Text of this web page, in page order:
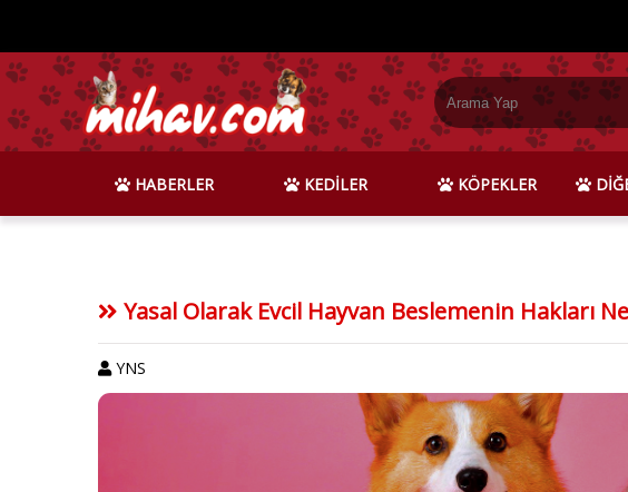
HABERLER KEDİLER KÖPEKLER
Yasal Olarak Evcil Hayvan Beslemenin Hakları
YNS